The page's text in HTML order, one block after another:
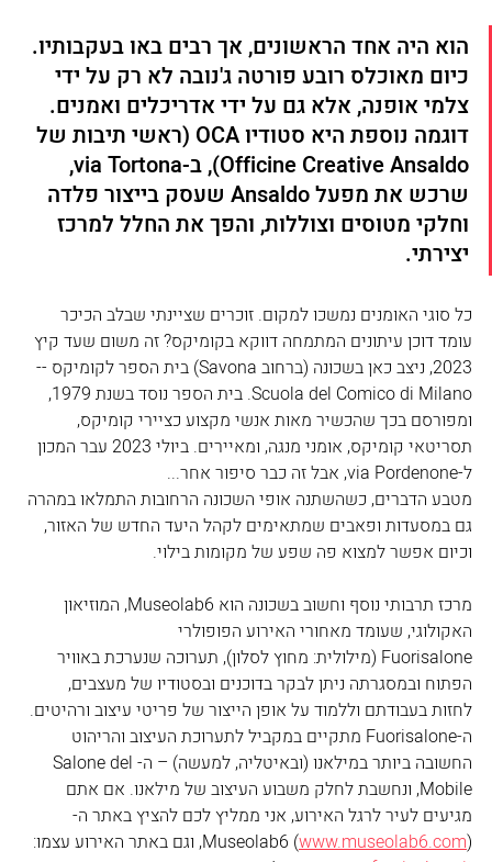
הוא היה אחד הראשונים, אך רבים באו בעקבותיו.
כיום מאוכלס רובע פורטה ג'נובה לא רק על ידי
צלמי אופנה, אלא גם על ידי אדריכלים ואמנים.
דוגמה נוספת היא סטודיו OCA (ראשי תיבות של
Officine Creative Ansaldo), ב-via Tortona,
שרכש את מפעל Ansaldo שעסק בייצור פלדה
וחלקי מטוסים וצוללות, והפך את החלל למרכז
יצירתי.
כל סוגי האומנים נמשכו למקום. זוכרים שציינתי שבלב הכיכר
עומד דוכן עיתונים המתמחה דווקא בקומיקס? זה משום שעד קיץ
Scuola del Comico di Milano. בית הספר נוסד בשנת 1979,
ומפורסם בכך שהכשיר מאות אנשי מקצוע כציירי קומיקס,
תסריטאי קומיקס, אומני מנגה, ומאיירים. ביולי 2023 עבר המכון
ל-via Pordenone, אבל זה כבר סיפור אחר...
מטבע הדברים, כשהשתנה אופי השכונה הרחובות התמלאו במהרה
גם במסעדות ופאבים שמתאימים לקהל היעד החדש של האזור,
וכיום אפשר למצוא פה שפע של מקומות בילוי.
מרכז תרבותי נוסף וחשוב בשכונה הוא Museolab6, המוזיאון
האקולוגי, שעומד מאחורי האירוע הפופולרי
Fuorisalone (מילולית: מחוץ לסלון), תערוכה שנערכת באוויר
הפתוח ובמסגרתה ניתן לבקר בדוכנים ובסטודיו של מעצבים,
לחזות בעבודתם וללמוד על אופן הייצור של פריטי עיצוב ורהיטים.
ה-Fuorisalone מתקיים במקביל לתערוכת העיצוב והריהוט
החשובה ביותר במילאנו (ובאיטליה, למעשה) – ה-Salone del
Mobile, ונחשבת לחלק משבוע העיצוב של מילאנו. אם אתם
מגיעים לעיר לרגל האירוע, אני ממליץ לכם להציץ באתר ה-
Museolab6 (www.museolab6.com), וגם באתר האירוע עצמו: